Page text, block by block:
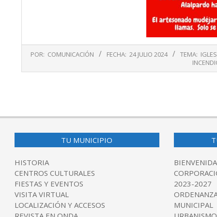
07-
24
POR: COMUNICACIÓN FECHA: 24 JULIO 2024 TEMA:
TU MUNICIPIO
HISTORIA
CENTROS CULTURALES
FIESTAS Y EVENTOS
VISITA VIRTUAL
LOCALIZACIÓN Y ACCESOS
BIENVENIDA
2023-2027
MUNICIPAL